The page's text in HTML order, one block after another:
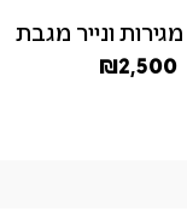
₪2,500